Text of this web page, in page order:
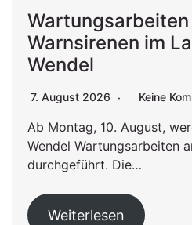
Wartungsarbeiten
Warnsirenen im
Wendel
7. August 2026 Keine
Ab Montag, 10. August,
Wendel Wartungsarbeiten
durchgeführt. Die…
Weiterlesen